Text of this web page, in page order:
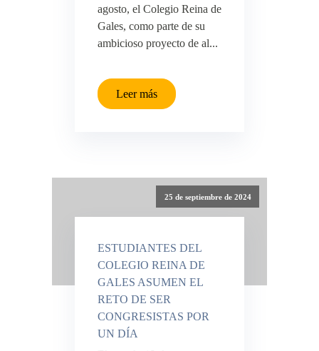
agosto, el Colegio Reina de
Gales, como parte de su
ambicioso proyecto de al...
Leer más
25 de septiembre de 2024
ESTUDIANTES DEL
COLEGIO REINA DE
GALES ASUMEN EL
RETO DE SER
CONGRESISTAS POR
UN DÍA